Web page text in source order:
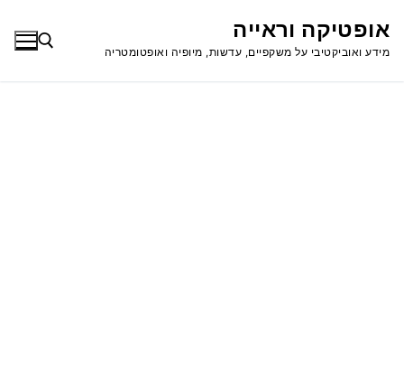
לתוכןאופטיקה וראייה
מידע ואוביקטיבי על משקפיים, עדשות, מיופיה ואופטומטריה